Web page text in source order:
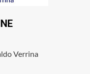
Verrina